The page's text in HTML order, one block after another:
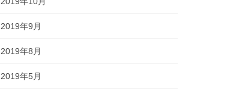
2019年9月
2019年8月
2019年5月